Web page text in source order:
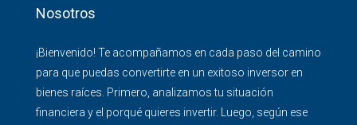
Nosotros
¡Bienvenido! Te acompañamos en cada paso del camino
para que puedas convertirte en un exitoso inversor en
bienes raíces. Primero, analizamos tu situación
financiera y el porqué quieres invertir. Luego, según ese